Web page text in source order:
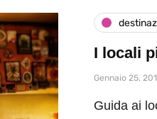
I locali
Gennaio 25,
Guida ai